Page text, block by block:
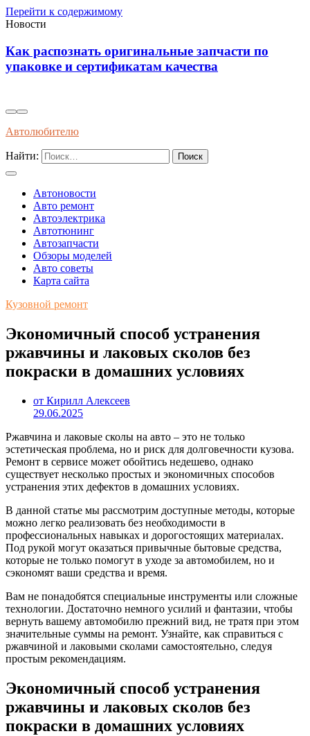
Перейти к содержимому
Новости
Как распознать оригинальные запчасти по
упаковке и сертификатам качества
Автолюбителю
Найти:
Автоновости
Авто ремонт
Автоэлектрика
Автотюнинг
Автозапчасти
Обзоры моделей
Авто советы
Карта сайта
Кузовной ремонт
Экономичный способ устранения
ржавчины и лаковых сколов без
покраски в домашних условиях
от Кирилл Алексеев
29.06.2025
Ржавчина и лаковые сколы на авто – это не только
эстетическая проблема, но и риск для долговечности кузова.
Ремонт в сервисе может обойтись недешево, однако
существует несколько простых и экономичных способов
устранения этих дефектов в домашних условиях.
В данной статье мы рассмотрим доступные методы, которые
можно легко реализовать без необходимости в
профессиональных навыках и дорогостоящих материалах.
Под рукой могут оказаться привычные бытовые средства,
которые не только помогут в уходе за автомобилем, но и
сэкономят ваши средства и время.
Вам не понадобятся специальные инструменты или сложные
технологии. Достаточно немного усилий и фантазии, чтобы
вернуть вашему автомобилю прежний вид, не тратя при этом
значительные суммы на ремонт. Узнайте, как справиться с
ржавчиной и лаковыми сколами самостоятельно, следуя
простым рекомендациям.
Экономичный способ устранения
ржавчины и лаковых сколов без
покраски в домашних условиях